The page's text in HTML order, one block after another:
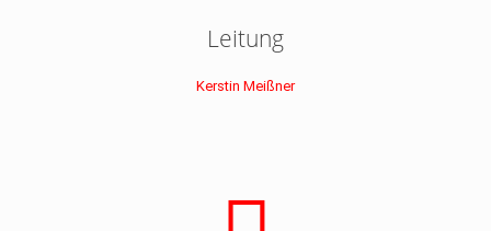
Leitung
Kerstin Meißner